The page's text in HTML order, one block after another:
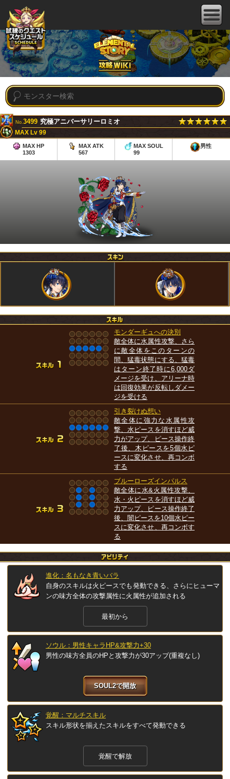
No.3499 究極アニバーサリーロミオ
MAX Lv 99
MAX HP
1303
MAX ATK
567
MAX SOUL
99
男性
モンダーギュへの決別
敵全体に水属性攻撃、さら
に敵全体をこのターンの
間、猛毒状態にする、猛毒
はターン終了時に6,000ダ
メージを受け、アリーナ時
は回復効果が反転しダメー
ジを受ける
引き裂けぬ想い
敵全体に強力な水属性攻
撃、水ピースを消すほど威
力がアップ、ピース操作終
了後、木ピースを5個水ピ
ースに変化させ、再コンボ
する
ブルーローズインパルス
敵全体に水&火属性攻撃、
水・火ピースを消すほど威
力アップ、ピース操作終了
後、闇ピースを10個水ピー
スに変化させ、再コンボす
る
進化：名もなき青いバラ
自身のスキルは火ピースでも発動できる、さらにヒューマ
ンの味方全体の攻撃属性に火属性が追加される
最初から
ソウル：男性キャラHP&攻撃力+30
男性の味方全員のHPと攻撃力が30アップ(重複なし)
SOUL2で開放
覚醒：マルチスキル
スキル形状を揃えたスキルをすべて発動できる
覚醒で解放